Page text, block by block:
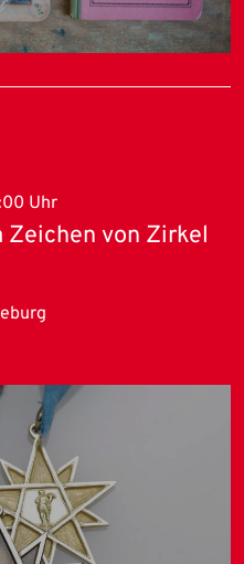
Uhr
Zeichen von Zirkel